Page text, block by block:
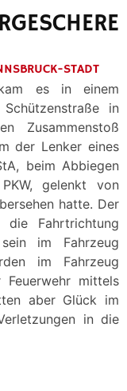
STADT
es in einem
in
Zusammenstoß
der Lenker eines
beim Abbiegen
gelenkt von
hatte. Der
Fahrtrichtung
im Fahrzeug
im Fahrzeug
mittels
aber Glück im
in die